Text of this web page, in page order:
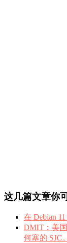
这几篇文章你
在 Debian
DMIT：美
何塞的 SJC